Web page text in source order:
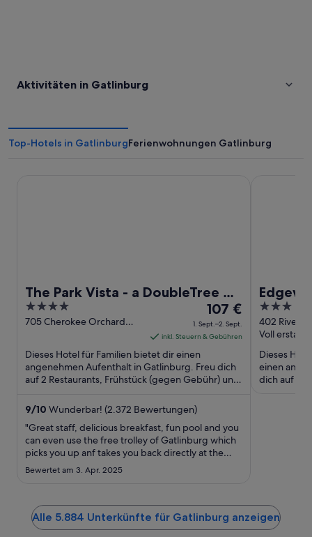
Aktivitäten in Gatlinburg
Top-Hotels in GatlinburgFerienwohnungen Gatlinburg
The Park Vista - a DoubleTree by
Hilton Hotel - Gatlinburg
4
out
5
705 Cherokee Orchard
Der
Preis
beträgt
pro
Nacht
Sept.
bis
zum
107 €
1. Sept.–2. Sept.
inkl. Steuern & Gebühren
Dieses Hotel für Familien bietet dir einen
angenehmen Aufenthalt in Gatlinburg. Freu dich
auf 2 Restaurants, Frühstück (gegen Gebühr) und
9/10 Wunderbar! (2.372 Bewertungen)
"Great staff, delicious breakfast, fun pool and you
can even use the free trolley of Gatlinburg which
picks you up anf takes you back directly at the
hotel."
Bewertet am 3. Apr. 2025
3
out
of
5
402 River
TN
Voll
Dieses
einen
dich auf
Alle 5.884 Unterkünfte für Gatlinburg anzeigen